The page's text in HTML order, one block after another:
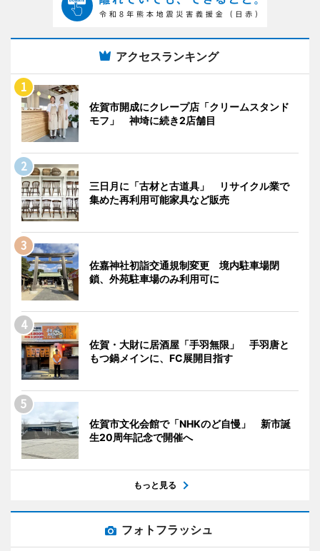
アクセスランキング
佐賀市開成にクレープ店「クリームスタンド
モフ」 神埼に続き2店舗目
三日月に「古材と古道具」 リサイクル業で
集めた再利用可能家具など販売
佐嘉神社初詣交通規制変更 境内駐車場閉
鎖、外苑駐車場のみ利用可に
佐賀・大財に居酒屋「手羽無限」 手羽唐と
もつ鍋メインに、FC展開目指す
佐賀市文化会館で「NHKのど自慢」 新市誕
生20周年記念で開催へ
もっと見る
フォトフラッシュ